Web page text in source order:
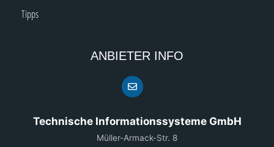
Tipps
ANBIETER INFO
Technische Informationssysteme GmbH
Müller-Armack-Str. 8